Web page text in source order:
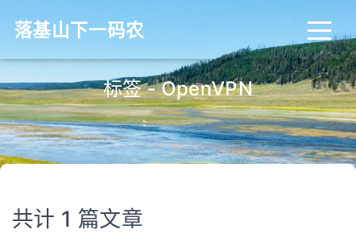
落基山下一码农
标签 - OpenVPN
共计 1 篇文章